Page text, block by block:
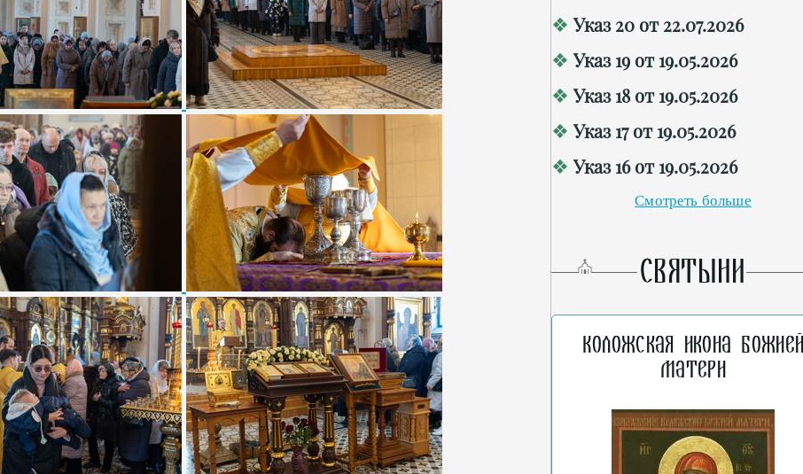
Указ 20 от 22.07.2026
Указ 19 от 19.05.2026
Указ 18 от 19.05.2026
Указ 17 от 19.05.2026
Указ 16 от 19.05.2026
Смотреть больше
СВЯТЫНИ
Коложская икона
Матери